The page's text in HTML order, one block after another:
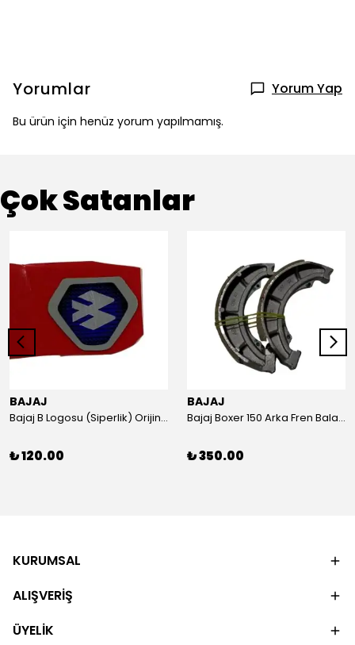
Yorumlar Yorum Yap
Bu ürün için henüz yorum yapılmamış.
Çok Satanlar
BAJAJ
Bajaj B Logosu (Siperlik) Orijinal
₺ 120.00
BAJAJ
Bajaj Boxer 150 Arka Fren Balatası Orijinal
₺ 350.00
KURUMSAL
ALIŞVERİŞ
ÜYELİK